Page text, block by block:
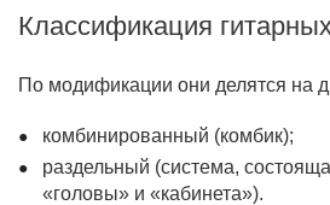
Классификация
По модификации они делятся на
комбинированный (комбик);
раздельный (система,
«головы» и «кабинета»).